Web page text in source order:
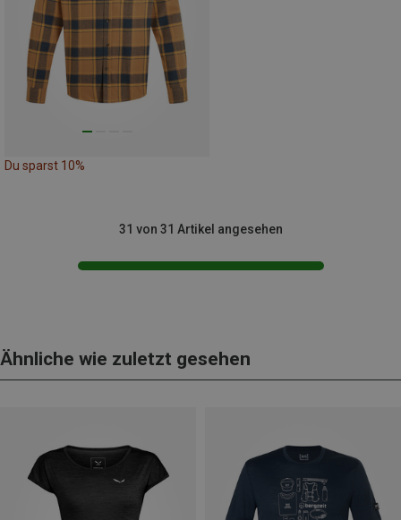
Du sparst 10%
31 von 31 Artikel angesehen
Ähnliche wie zuletzt gesehen